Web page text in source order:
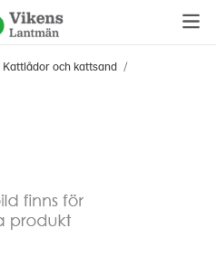
Kattlådor och kattsand /